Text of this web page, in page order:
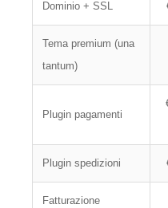
Dominio + SSL
Tema premium (una
tantum)
Plugin pagamenti
Plugin spedizioni
Fatturazione